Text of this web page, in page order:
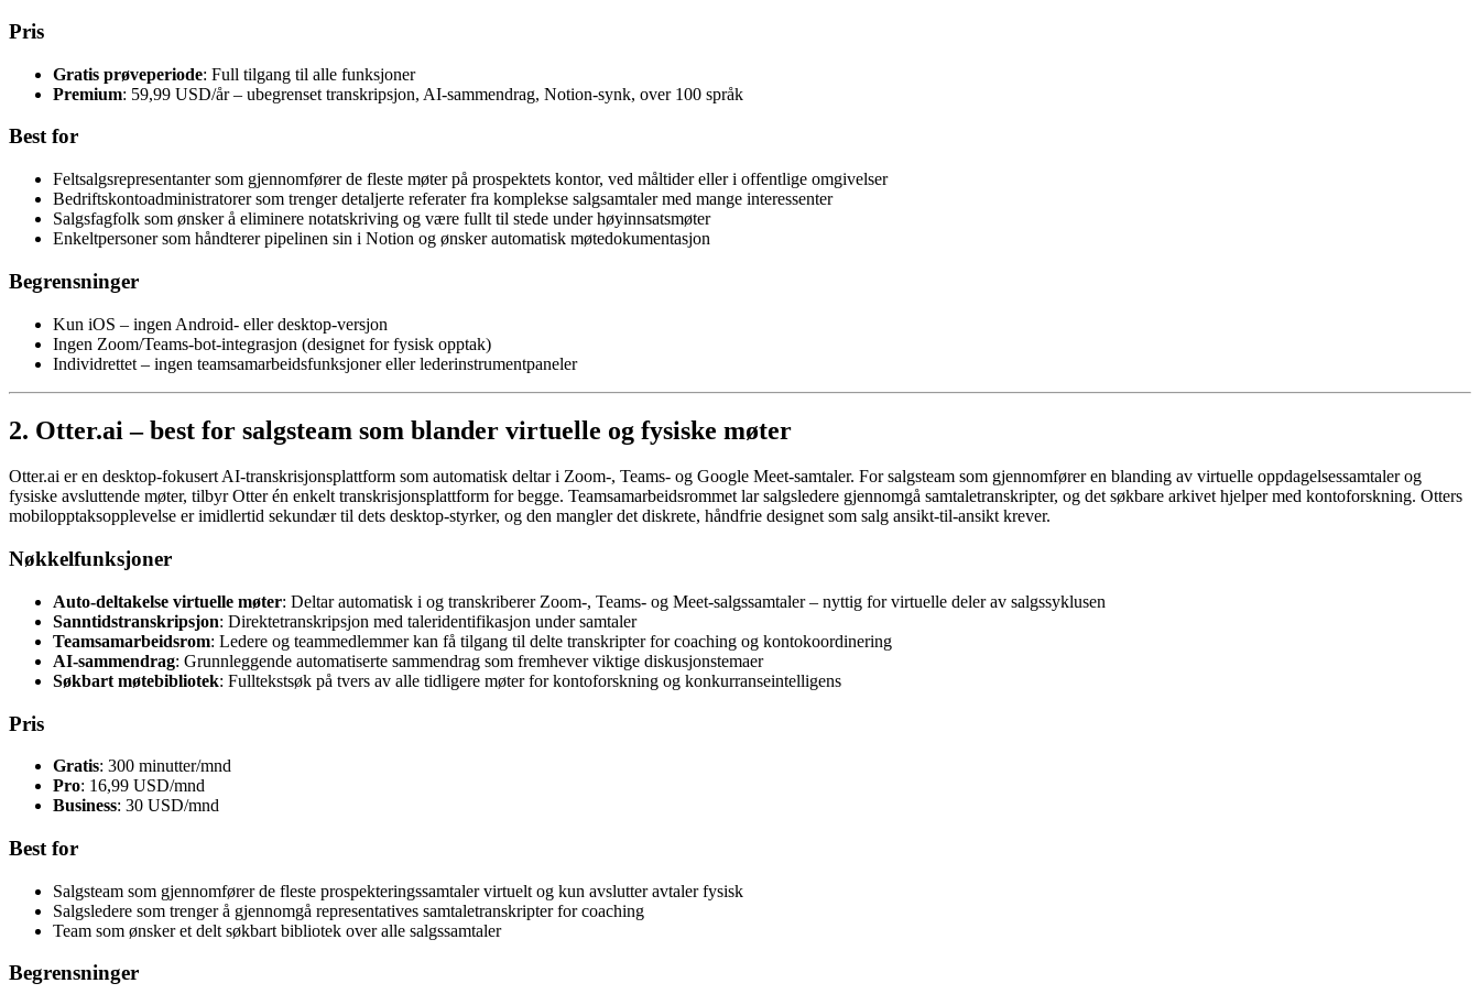
Pris
Gratis prøveperiode: Full tilgang til alle funksjoner
Premium: 59,99 USD/år – ubegrenset transkripsjon, AI-sammendrag, Notion-synk, over 100 språk
Best for
Feltsalgsrepresentanter som gjennomfører de fleste møter på prospektets kontor, ved måltider eller i offentlige omgivelser
Bedriftskontoadministratorer som trenger detaljerte referater fra komplekse salgsamtaler med mange interessenter
Salgsfagfolk som ønsker å eliminere notatskriving og være fullt til stede under høyinnsatsmøter
Enkeltpersoner som håndterer pipelinen sin i Notion og ønsker automatisk møtedokumentasjon
Begrensninger
Kun iOS – ingen Android- eller desktop-versjon
Ingen Zoom/Teams-bot-integrasjon (designet for fysisk opptak)
Individrettet – ingen teamsamarbeidsfunksjoner eller lederinstrumentpaneler
2. Otter.ai – best for salgsteam som blander virtuelle og fysiske møter
Otter.ai er en desktop-fokusert AI-transkrisjonsplattform som automatisk deltar i Zoom-, Teams- og Google Meet-samtaler. For salgsteam som gjennomfører en blanding av virtuelle oppdagelsessamtaler og
fysiske avsluttende møter, tilbyr Otter én enkelt transkrisjonsplattform for begge. Teamsamarbeidsrommet lar salgsledere gjennomgå samtaletranskripter, og det søkbare arkivet hjelper med kontoforskning. Otters
mobilopptaksopplevelse er imidlertid sekundær til dets desktop-styrker, og den mangler det diskrete, håndfrie designet som salg ansikt-til-ansikt krever.
Nøkkelfunksjoner
Auto-deltakelse virtuelle møter: Deltar automatisk i og transkriberer Zoom-, Teams- og Meet-salgssamtaler – nyttig for virtuelle deler av salgssyklusen
Sanntidstranskripsjon: Direktetranskripsjon med taleridentifikasjon under samtaler
Teamsamarbeidsrom: Ledere og teammedlemmer kan få tilgang til delte transkripter for coaching og kontokoordinering
AI-sammendrag: Grunnleggende automatiserte sammendrag som fremhever viktige diskusjonstemaer
Søkbart møtebibliotek: Fulltekstsøk på tvers av alle tidligere møter for kontoforskning og konkurranseintelligens
Pris
Gratis: 300 minutter/mnd
Pro: 16,99 USD/mnd
Business: 30 USD/mnd
Best for
Salgsteam som gjennomfører de fleste prospekteringssamtaler virtuelt og kun avslutter avtaler fysisk
Salgsledere som trenger å gjennomgå representatives samtaletranskripter for coaching
Team som ønsker et delt søkbart bibliotek over alle salgssamtaler
Begrensninger